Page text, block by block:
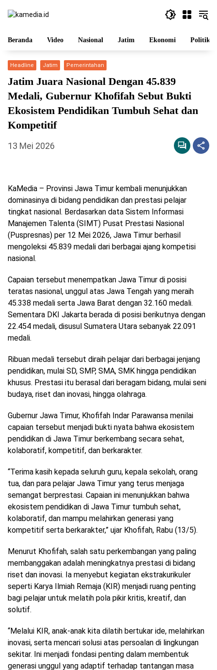
Beranda Video Nasional Jatim Ekonomi Politik
Headline Jatim Pemerintahan
Jatim Juara Nasional Dengan 45.839
Medali, Gubernur Khofifah Sebut Bukti
Ekosistem Pendidikan Tumbuh Sehat dan
Kompetitif
13 Mei 2026
KaMedia – Provinsi Jawa Timur kembali menunjukkan
dominasinya di bidang pendidikan dan prestasi pelajar
tingkat nasional. Berdasarkan data Sistem Informasi
Manajemen Talenta (SIMT) Pusat Prestasi Nasional
(Puspresnas) per 12 Mei 2026, Jawa Timur berhasil
mengoleksi 45.839 medali dari berbagai ajang kompetisi
nasional.
Capaian tersebut menempatkan Jawa Timur di posisi
teratas nasional, unggul atas Jawa Tengah yang meraih
45.338 medali serta Jawa Barat dengan 32.160 medali.
Sementara DKI Jakarta berada di posisi berikutnya dengan
22.454 medali, disusul Sumatera Utara sebanyak 22.091
medali.
Ribuan medali tersebut diraih pelajar dari berbagai jenjang
pendidikan, mulai SD, SMP, SMA, SMK hingga pendidikan
khusus. Prestasi itu berasal dari beragam bidang, mulai seni
budaya, riset dan inovasi, hingga olahraga.
Gubernur Jawa Timur, Khofifah Indar Parawansa menilai
capaian tersebut menjadi bukti nyata bahwa ekosistem
pendidikan di Jawa Timur berkembang secara sehat,
kolaboratif, kompetitif, dan berkarakter.
“Terima kasih kepada seluruh guru, kepala sekolah, orang
tua, dan para pelajar Jawa Timur yang terus menjaga
semangat berprestasi. Capaian ini menunjukkan bahwa
ekosistem pendidikan di Jawa Timur tumbuh sehat,
kolaboratif, dan mampu melahirkan generasi yang
kompetitif serta berkarakter,” ujar Khofifah, Rabu (13/5).
Menurut Khofifah, salah satu perkembangan yang paling
membanggakan adalah meningkatnya prestasi di bidang
riset dan inovasi. Ia menyebut kegiatan ekstrakurikuler
seperti Karya Ilmiah Remaja (KIR) menjadi ruang penting
bagi pelajar untuk melatih pola pikir kritis, kreatif, dan
solutif.
“Melalui KIR, anak-anak kita dilatih bertukar ide, melahirkan
inovasi, serta mencari solusi atas persoalan di lingkungan
sekitar. Ini menjadi fondasi penting dalam membentuk
generasi unggul yang adaptif terhadap tantangan masa